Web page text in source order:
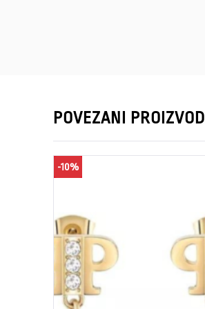
POVEZANI PROIZVODI
-10%